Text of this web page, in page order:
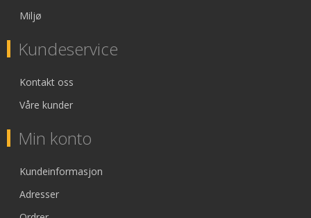
Miljø
Kundeservice
Kontakt oss
Våre kunder
Min konto
Kundeinformasjon
Adresser